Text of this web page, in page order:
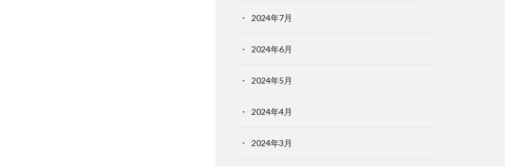
2024年7月
2024年6月
2024年5月
2024年4月
2024年3月